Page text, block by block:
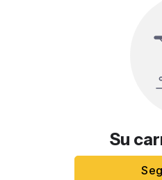
Su